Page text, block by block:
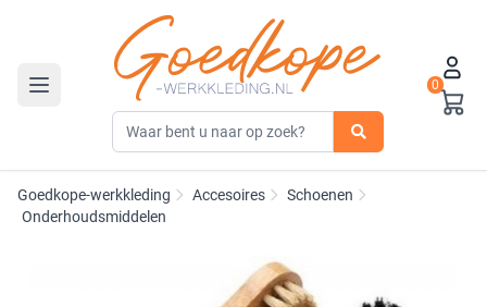
Toggle navigation
0
Goedkope-werkkleding Accesoires
Schoenen
Onderhoudsmiddelen